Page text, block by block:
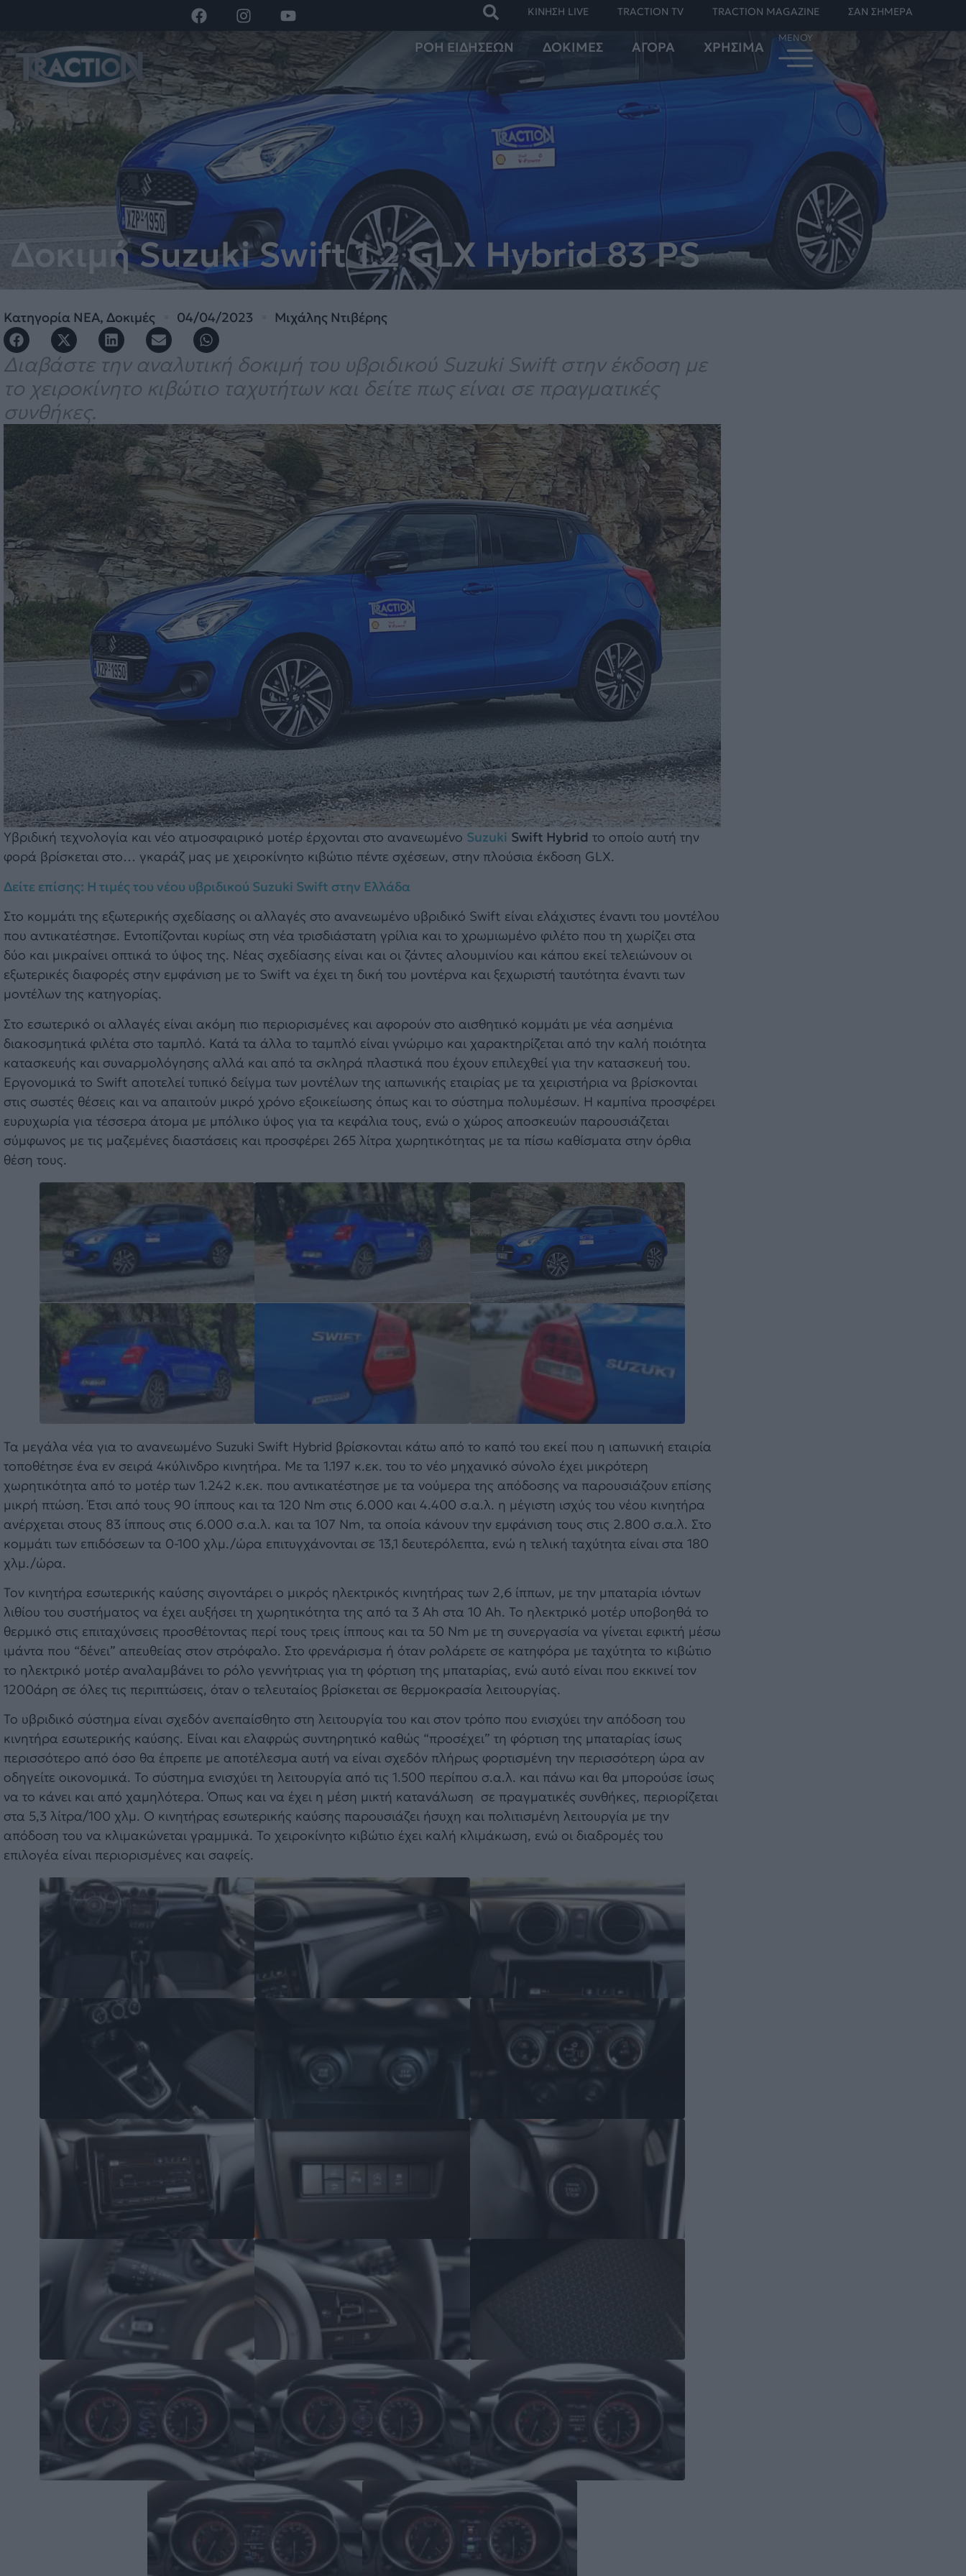
ΚΙΝΗΣΗ LIVE TRACTION TV TRACTION MAGAZINE ΣΑΝ ΣΗΜΕΡΑ
ΡΟΗ ΕΙΔΗΣΕΩΝ ΔΟΚΙΜΕΣ ΑΓΟΡΑ ΧΡΗΣΙΜΑ
Δοκιμή Suzuki Swift 1.2 GLX Hybrid 83 PS
Κατηγορία ΝΕΑ, Δοκιμές 04/04/2023 Μιχάλης Ντιβέρης
Διαβάστε την αναλυτική δοκιμή του υβριδικού Suzuki Swift στην έκδοση με
το χειροκίνητο κιβώτιο ταχυτήτων και δείτε πως είναι σε πραγματικές
συνθήκες.
Υβριδική τεχνολογία και νέο ατμοσφαιρικό μοτέρ έρχονται στο ανανεωμένο Suzuki Swift Hybrid το οποίο αυτή την
φορά βρίσκεται στο… γκαράζ μας με χειροκίνητο κιβώτιο πέντε σχέσεων, στην πλούσια έκδοση GLX.
Δείτε επίσης: Η τιμές του νέου υβριδικού Suzuki Swift στην Ελλάδα
Στο κομμάτι της εξωτερικής σχεδίασης οι αλλαγές στο ανανεωμένο υβριδικό Swift είναι ελάχιστες έναντι του μοντέλου
που αντικατέστησε. Εντοπίζονται κυρίως στη νέα τρισδιάστατη γρίλια και το χρωμιωμένο φιλέτο που τη χωρίζει στα
δύο και μικραίνει οπτικά το ύψος της. Νέας σχεδίασης είναι και οι ζάντες αλουμινίου και κάπου εκεί τελειώνουν οι
εξωτερικές διαφορές στην εμφάνιση με το Swift να έχει τη δική του μοντέρνα και ξεχωριστή ταυτότητα έναντι των
μοντέλων της κατηγορίας.
Στο εσωτερικό οι αλλαγές είναι ακόμη πιο περιορισμένες και αφορούν στο αισθητικό κομμάτι με νέα ασημένια
διακοσμητικά φιλέτα στο ταμπλό. Κατά τα άλλα το ταμπλό είναι γνώριμο και χαρακτηρίζεται από την καλή ποιότητα
κατασκευής και συναρμολόγησης αλλά και από τα σκληρά πλαστικά που έχουν επιλεχθεί για την κατασκευή του.
Εργονομικά το Swift αποτελεί τυπικό δείγμα των μοντέλων της ιαπωνικής εταιρίας με τα χειριστήρια να βρίσκονται
στις σωστές θέσεις και να απαιτούν μικρό χρόνο εξοικείωσης όπως και το σύστημα πολυμέσων. Η καμπίνα προσφέρει
ευρυχωρία για τέσσερα άτομα με μπόλικο ύψος για τα κεφάλια τους, ενώ ο χώρος αποσκευών παρουσιάζεται
σύμφωνος με τις μαζεμένες διαστάσεις και προσφέρει 265 λίτρα χωρητικότητας με τα πίσω καθίσματα στην όρθια
θέση τους.
Τα μεγάλα νέα για το ανανεωμένο Suzuki Swift Hybrid βρίσκονται κάτω από το καπό του εκεί που η ιαπωνική εταιρία
τοποθέτησε ένα εν σειρά 4κύλινδρο κινητήρα. Με τα 1.197 κ.εκ. του το νέο μηχανικό σύνολο έχει μικρότερη
χωρητικότητα από το μοτέρ των 1.242 κ.εκ. που αντικατέστησε με τα νούμερα της απόδοσης να παρουσιάζουν επίσης
μικρή πτώση. Έτσι από τους 90 ίππους και τα 120 Nm στις 6.000 και 4.400 σ.α.λ. η μέγιστη ισχύς του νέου κινητήρα
ανέρχεται στους 83 ίππους στις 6.000 σ.α.λ. και τα 107 Nm, τα οποία κάνουν την εμφάνιση τους στις 2.800 σ.α.λ. Στο
κομμάτι των επιδόσεων τα 0-100 χλμ./ώρα επιτυγχάνονται σε 13,1 δευτερόλεπτα, ενώ η τελική ταχύτητα είναι στα 180
χλμ./ώρα.
Τον κινητήρα εσωτερικής καύσης σιγοντάρει ο μικρός ηλεκτρικός κινητήρας των 2,6 ίππων, με την μπαταρία ιόντων
λιθίου του συστήματος να έχει αυξήσει τη χωρητικότητα της από τα 3 Ah στα 10 Ah. Το ηλεκτρικό μοτέρ υποβοηθά το
θερμικό στις επιταχύνσεις προσθέτοντας περί τους τρεις ίππους και τα 50 Nm με τη συνεργασία να γίνεται εφικτή μέσω
ιμάντα που “δένει” απευθείας στον στρόφαλο. Στο φρενάρισμα ή όταν ρολάρετε σε κατηφόρα με ταχύτητα το κιβώτιο
το ηλεκτρικό μοτέρ αναλαμβάνει το ρόλο γεννήτριας για τη φόρτιση της μπαταρίας, ενώ αυτό είναι που εκκινεί τον
1200άρη σε όλες τις περιπτώσεις, όταν ο τελευταίος βρίσκεται σε θερμοκρασία λειτουργίας.
Το υβριδικό σύστημα είναι σχεδόν ανεπαίσθητο στη λειτουργία του και στον τρόπο που ενισχύει την απόδοση του
κινητήρα εσωτερικής καύσης. Είναι και ελαφρώς συντηρητικό καθώς “προσέχει” τη φόρτιση της μπαταρίας ίσως
περισσότερο από όσο θα έπρεπε με αποτέλεσμα αυτή να είναι σχεδόν πλήρως φορτισμένη την περισσότερη ώρα αν
οδηγείτε οικονομικά. Το σύστημα ενισχύει τη λειτουργία από τις 1.500 περίπου σ.α.λ. και πάνω και θα μπορούσε ίσως
να το κάνει και από χαμηλότερα. Όπως και να έχει η μέση μικτή κατανάλωση σε πραγματικές συνθήκες, περιορίζεται
στα 5,3 λίτρα/100 χλμ. Ο κινητήρας εσωτερικής καύσης παρουσιάζει ήσυχη και πολιτισμένη λειτουργία με την
απόδοση του να κλιμακώνεται γραμμικά. Το χειροκίνητο κιβώτιο έχει καλή κλιμάκωση, ενώ οι διαδρομές του
επιλογέα είναι περιορισμένες και σαφείς.